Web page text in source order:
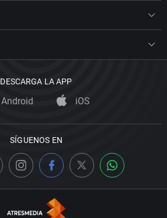
DESCARGA LA APP
Android iOS
SÍGUENOS EN